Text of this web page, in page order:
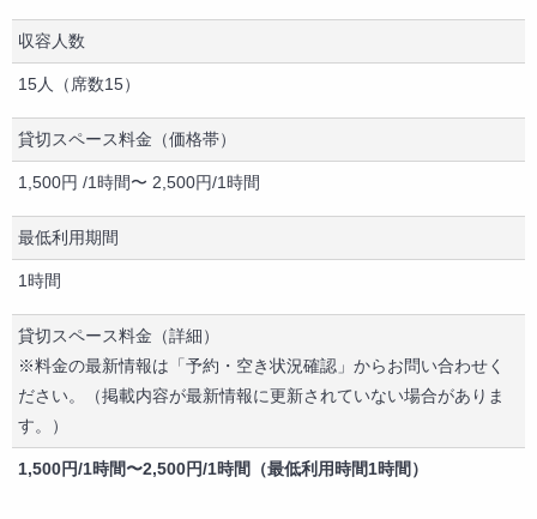
パソコン
コピー機
テレビ
テレビ・モニター（HDMI端子あり）
DVDプレーヤー
CDプレーヤー
テーブル
椅子
キッチン
冷蔵庫
電子レンジ
食器
全身鏡
展示設備（棚・ラック等）
収容人数
15人（席数15）
貸切スペース料金（価格帯）
1,500円 /1時間〜 2,500円/1時間
最低利用期間
1時間
貸切スペース料金（詳細）
※料金の最新情報は「予約・空き状況確認」からお問い合わせく
ださい。（掲載内容が最新情報に更新されていない場合がありま
す。）
1,500円/1時間〜2,500円/1時間（最低利用時間1時間）